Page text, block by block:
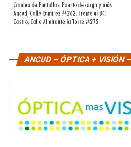
ANCUD – ÓPTICA + VISIÓN